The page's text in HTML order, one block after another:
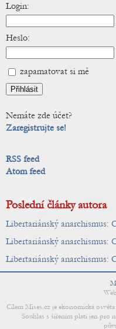
Login:
Heslo:
zapamatovat si mě
Nemáte zde účet?
Zaregistrujte se!
RSS feed
Atom feed
Poslední články autora
Libertariánský anarchismus:
Libertariánský anarchismus:
Libertariánský anarchismus:
Cílem Mises.cz je ekonomická
Souhlas s šířením platí jen pro